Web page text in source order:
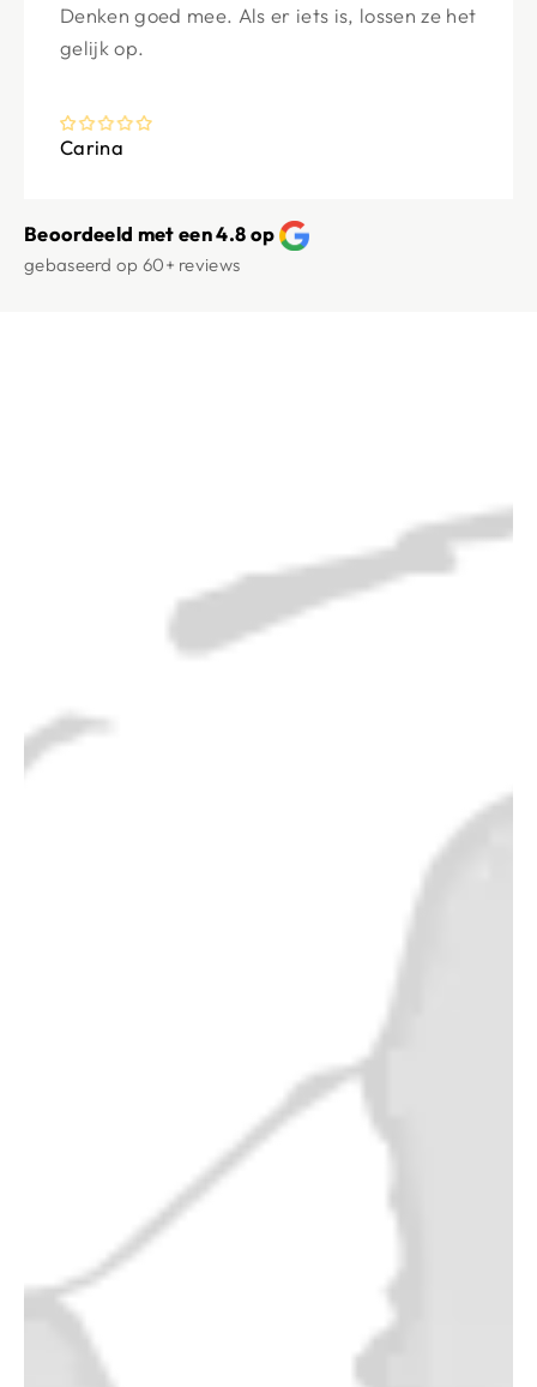
Denken goed mee. Als er iets is, lossen ze het
gelijk op.
Carina
Beoordeeld met een 4.8 op
gebaseerd op 60+ reviews